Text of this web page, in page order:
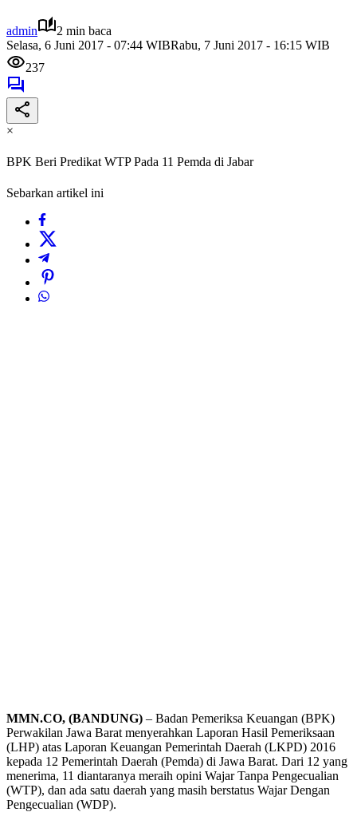
admin
2 min baca
Selasa, 6 Juni 2017 - 07:44 WIBRabu, 7 Juni 2017 - 16:15 WIB
237
×
BPK Beri Predikat WTP Pada 11 Pemda di Jabar
Sebarkan artikel ini
MMN.CO, (BANDUNG)‎ – Badan Pemeriksa Keuangan (BPK)
Perwakilan Jawa Barat menyerahkan Laporan Hasil Pemeriksaan
(LHP) atas Laporan Keuangan Pemerintah Daerah (LKPD) 2016
kepada 12 Pemerintah Daerah (Pemda) di Jawa Barat. Dari 12 yang
menerima, 11 diantaranya meraih opini Wajar Tanpa Pengecualian
(WTP), dan ada satu daerah yang masih berstatus Wajar Dengan
Pengecualian (WDP).‎